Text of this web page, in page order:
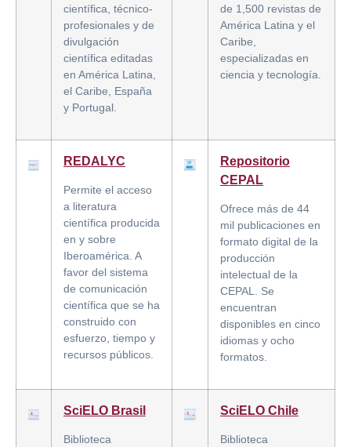
científica, técnico-
profesionales y de
divulgación
científica editadas
en América Latina,
el Caribe, España
y Portugal.
de 1,500 revistas de
América Latina y el
Caribe,
especializadas en
ciencia y tecnología.
REDALYC
Permite el acceso
a literatura
científica producida
en y sobre
Iberoamérica. A
favor del sistema
de comunicación
científica que se ha
construido con
esfuerzo, tiempo y
recursos públicos.
Repositorio
CEPAL
Ofrece más de 44
mil publicaciones en
formato digital de la
producción
intelectual de la
CEPAL. Se
encuentran
disponibles en cinco
idiomas y ocho
formatos.
SciELO Brasil
Biblioteca
SciELO Chile
Biblioteca